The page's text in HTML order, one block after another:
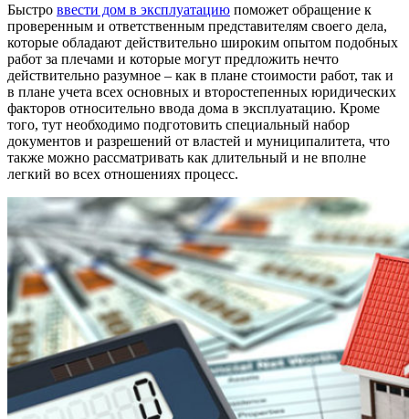
Быстро ввести дом в эксплуатацию поможет обращение к
проверенным и ответственным представителям своего дела,
которые обладают действительно широким опытом подобных
работ за плечами и которые могут предложить нечто
действительно разумное – как в плане стоимости работ, так и
в плане учета всех основных и второстепенных юридических
факторов относительно ввода дома в эксплуатацию. Кроме
того, тут необходимо подготовить специальный набор
документов и разрешений от властей и муниципалитета, что
также можно рассматривать как длительный и не вполне
легкий во всех отношениях процесс.